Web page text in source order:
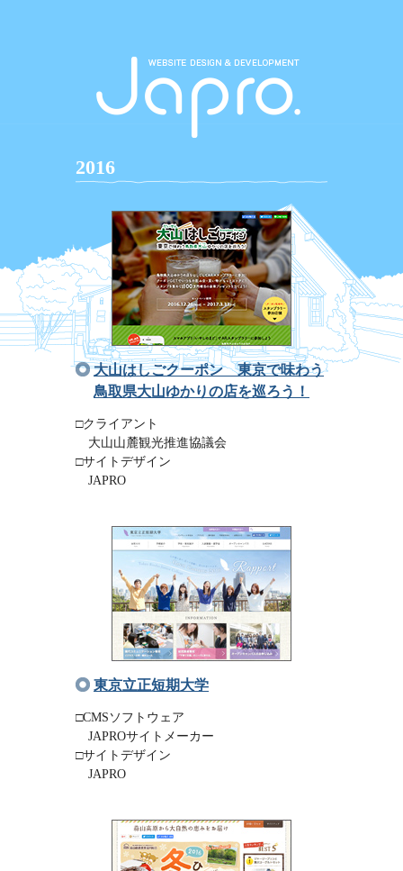
2016
大山はしごクーポン 東京で味わう
鳥取県大山ゆかりの店を巡ろう！
□クライアント
大山山麓観光推進協議会
□サイトデザイン
JAPRO
東京立正短期大学
□CMSソフトウェア
JAPROサイトメーカー
□サイトデザイン
JAPRO